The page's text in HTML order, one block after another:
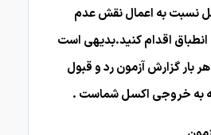
نسبت به اعمال نقش عدم
اقدام کنید.بدیهی است
بار گزارش آزمون رد و قبول
به خروجی اکسل شماست .